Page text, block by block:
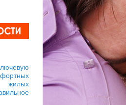
жилых